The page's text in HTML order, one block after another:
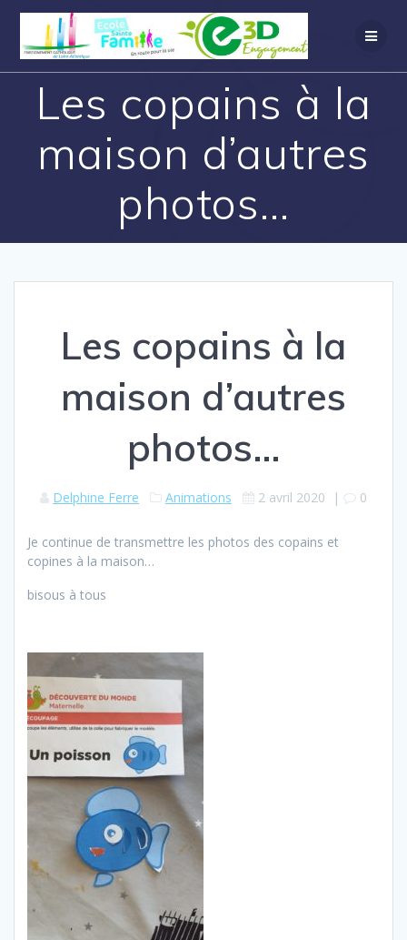
Les copains à la
maison d’autres
photos…
Les copains à la
maison d’autres
photos…
Delphine Ferre Animations 2 avril 2020 | 0
Je continue de transmettre les photos des copains et
copines à la maison…
bisous à tous